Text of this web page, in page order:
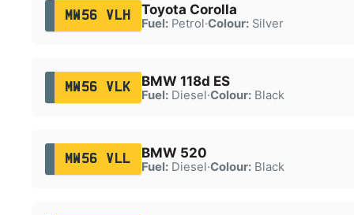
MW56 VLH Toyota Corolla
Fuel:Petrol·Colour:Silver
MW56 VLK BMW 118d ES
Fuel:Diesel·Colour:Black
MW56 VLL BMW 520
Fuel:Diesel·Colour:Black